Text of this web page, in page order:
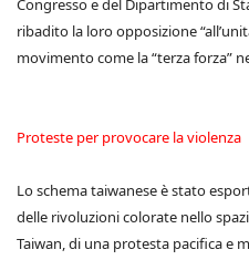
Congresso e del Dipartimento di
ribadito la loro opposizione
movimento come la “terza forza”
Proteste per provocare la violenza
Lo schema taiwanese è stato
delle rivoluzioni colorate nello
Taiwan, di una protesta pacifica e